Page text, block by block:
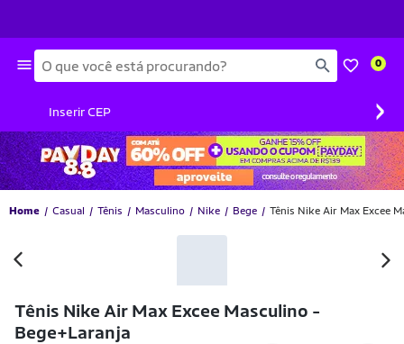
Busca 0
Inserir CEP ›
Home Casual Tênis Masculino Nike Bege Tênis Nike Air Max Excee
Tênis Nike Air Max Excee Masculino -
Bege+Laranja